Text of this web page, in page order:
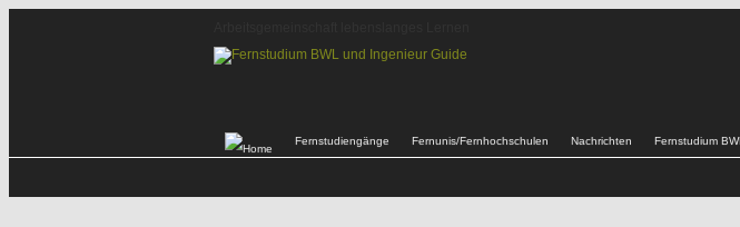
Fernstudiengänge Fernunis/Fernhochschulen Nachrichten Fernstudium BWL